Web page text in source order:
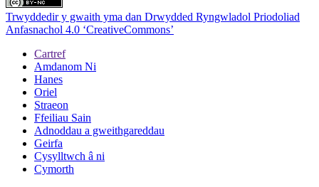
Trwyddedir y gwaith yma dan Drwydded Ryngwladol Priodoliad
Anfasnachol 4.0 ‘CreativeCommons’
Cartref
Amdanom Ni
Hanes
Oriel
Straeon
Ffeiliau Sain
Adnoddau a gweithgareddau
Geirfa
Cysylltwch â ni
Cymorth